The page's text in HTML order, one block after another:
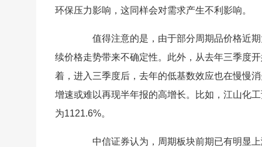
环保压力影响，这同样会对需求产生不利影响。
值得注意的是，由于部分周期品价格近期
续价格走势带来不确定性。此外，从去年三季度
着，进入三季度后，去年的低基数效应也在慢慢
增速或难以再现半年报的高增长。比如，江山化
为1121.6%。
中信证券认为，周期板块前期已有明显上